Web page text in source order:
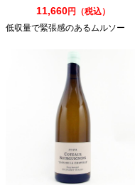
11,660円（税込）
低収量で緊張感のあるムルソー